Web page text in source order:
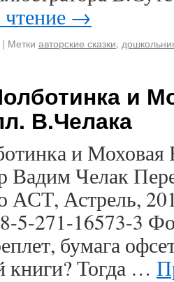
→
| Метки авторские сказки,
и
В.Челака
и Моховая
Вадим Челак
АСТ, Астрель,
5-271-16573-3
бумага
книги? Тогда …